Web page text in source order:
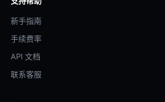
新手指南
手续费率
API 文档
联系客服